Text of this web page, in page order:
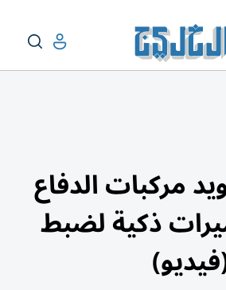
مركبات الدفاع
ذكية لضبط